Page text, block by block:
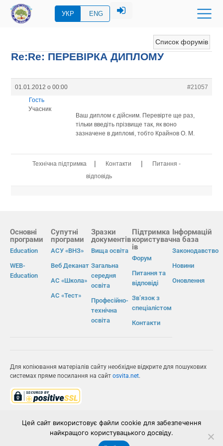
УКР ENG
Список форумів
Re:Re: ПЕРЕВIРКА ДИПЛОМУ
01.01.2012 о 00:00
#21057
Гость
Учасник
Ваш диплом є дійсним. Перевірте ще раз,
тільки введіть прізвище так, як воно
зазначене в дипломі, тобто Крайнов О. М.
Технічна підтримка | Контакти |
Питання -
відповідь
Основні
програми
Education
WEB-
Education
Супутні
програми
АСУ «ВНЗ»
Веб Деканат
АС «Школа»
АС «Тест»
Зразки
документів
Вища освіта
Загальна
середня
освіта
Професійно-
технічна
освіта
Підтримка
користувач
ів
Форум
Питання та
відповіді
Зв’язок з
спеціалістом
Контакти
Інформацій
на база
Законодавство
Новини
Оновлення
Для копіювання матеріалів сайту необхідне відкрите для пошукових
системах пряме посилання на сайт osvita.net.
ІВС «ОСВІТА»
Цей сайт використовує файли cookie для забезпечення
найкращого користувацького досвіду.